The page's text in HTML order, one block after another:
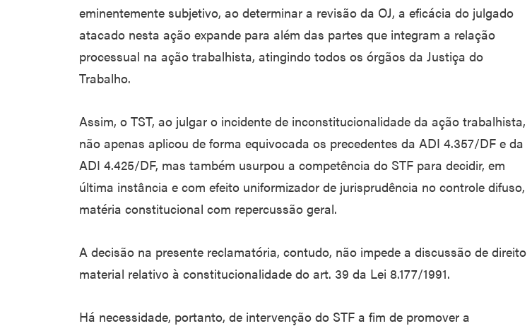
eminentemente subjetivo, ao determinar a revisão da OJ, a eficácia do julgado
atacado nesta ação expande para além das partes que integram a relação
processual na ação trabalhista, atingindo todos os órgãos da Justiça do
Trabalho.
Assim, o TST, ao julgar o incidente de inconstitucionalidade da ação trabalhista,
não apenas aplicou de forma equivocada os precedentes da ADI 4.357/DF e da
ADI 4.425/DF, mas também usurpou a competência do STF para decidir, em
última instância e com efeito uniformizador de jurisprudência no controle difuso,
matéria constitucional com repercussão geral.
A decisão na presente reclamatória, contudo, não impede a discussão de direito
material relativo à constitucionalidade do art. 39 da Lei 8.177/1991.
Há necessidade, portanto, de intervenção do STF a fim de promover a